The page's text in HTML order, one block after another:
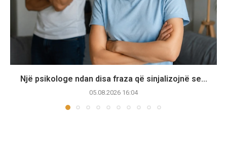
Një psikologe ndan disa fraza që sinjalizojnë se...
05.08.2026 16:04